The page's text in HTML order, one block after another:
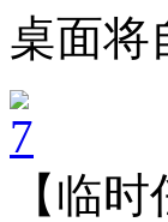
桌面将
【临